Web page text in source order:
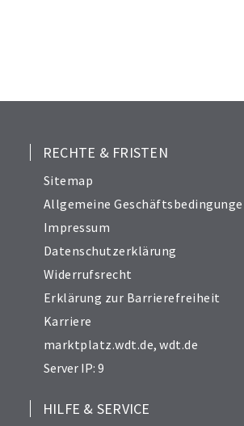
RECHTE & FRISTEN
Sitemap
Allgemeine
Impressum
Datenschutzerklärung
Widerrufsrecht
Erklärung zur Barrierefreiheit
Karriere
marktplatz.wdt.de,wdt.de
Server IP: 9
HILFE & SERVICE